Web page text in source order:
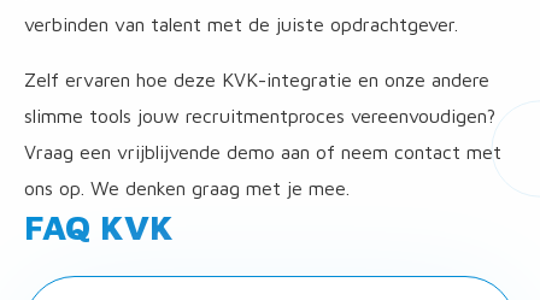
verbinden van talent met de juiste opdrachtgever.
Zelf ervaren hoe deze KVK-integratie en onze andere
slimme tools jouw recruitmentproces vereenvoudigen?
Vraag een vrijblijvende demo aan of neem contact met
ons op. We denken graag met je mee.
FAQ KVK